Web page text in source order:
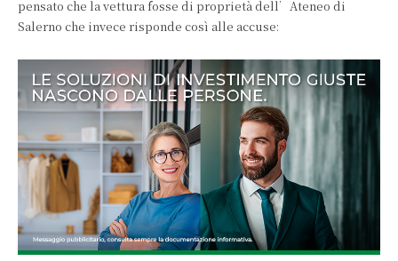
pensato che la vettura fosse di proprietà dell’Ateneo di
Salerno che invece risponde così alle accuse: